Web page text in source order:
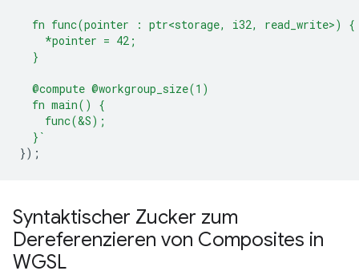
  fn func(pointer : ptr<storage, i32, read_write>) {
    *pointer = 42;
  }
  @compute @workgroup_size(1)
  fn main() {
    func(&S);
  }`
});
Syntaktischer Zucker zum
Dereferenzieren von Composites in
WGSL